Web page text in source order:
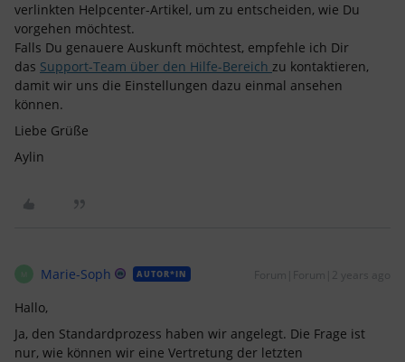
verlinkten Helpcenter-Artikel, um zu entscheiden, wie Du
vorgehen möchtest.
Falls Du genauere Auskunft möchtest, empfehle ich Dir
das Support-Team über den Hilfe-Bereich zu kontaktieren,
damit wir uns die Einstellungen dazu einmal ansehen
können.
Liebe Grüße
Aylin
M Marie-Soph AUTOR*IN Forum|Forum|2 years ago
Hallo,
Ja, den Standardprozess haben wir angelegt. Die Frage ist
nur, wie können wir eine Vertretung der letzten